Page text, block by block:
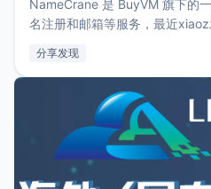
NameCrane 是 BuyVM 旗下的
名注册和邮箱等服务，最近
又实惠的域名邮箱，不妨尝试一
NameCraneNameCrane不支持
分享发现